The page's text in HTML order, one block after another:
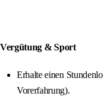
Vergütung & Sport
Erhalte einen
Vorerfahrung).